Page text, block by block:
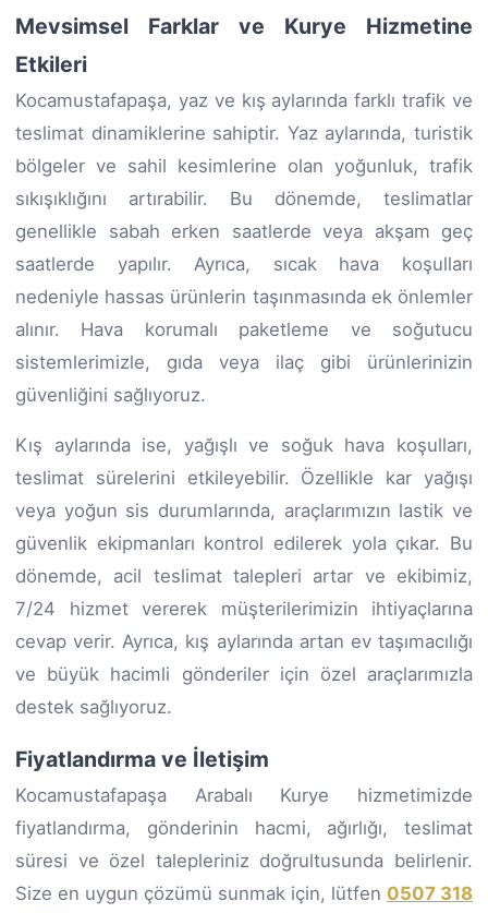
Mevsimsel Farklar ve Kurye Hizmetine
Etkileri
Kocamustafapaşa, yaz ve kış aylarında farklı trafik ve
teslimat dinamiklerine sahiptir. Yaz aylarında, turistik
bölgeler ve sahil kesimlerine olan yoğunluk, trafik
sıkışıklığını artırabilir. Bu dönemde, teslimatlar
genellikle sabah erken saatlerde veya akşam geç
saatlerde yapılır. Ayrıca, sıcak hava koşulları
nedeniyle hassas ürünlerin taşınmasında ek önlemler
alınır. Hava korumalı paketleme ve soğutucu
sistemlerimizle, gıda veya ilaç gibi ürünlerinizin
güvenliğini sağlıyoruz.
Kış aylarında ise, yağışlı ve soğuk hava koşulları,
teslimat sürelerini etkileyebilir. Özellikle kar yağışı
veya yoğun sis durumlarında, araçlarımızın lastik ve
güvenlik ekipmanları kontrol edilerek yola çıkar. Bu
dönemde, acil teslimat talepleri artar ve ekibimiz,
7/24 hizmet vererek müşterilerimizin ihtiyaçlarına
cevap verir. Ayrıca, kış aylarında artan ev taşımacılığı
ve büyük hacimli gönderiler için özel araçlarımızla
destek sağlıyoruz.
Fiyatlandırma ve İletişim
Kocamustafapaşa Arabalı Kurye hizmetimizde
fiyatlandırma, gönderinin hacmi, ağırlığı, teslimat
süresi ve özel talepleriniz doğrultusunda belirlenir.
Size en uygun çözümü sunmak için, lütfen 0507 318